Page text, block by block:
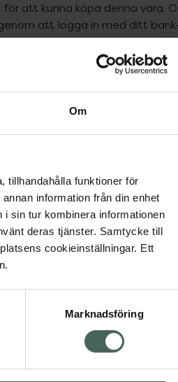
Om
tillhandahålla funktioner för
information från din enhet
sin tur kombinera informationen
deras tjänster. Samtycke till
cookieinställningar. Ett
Marknadsföring
att kunna köpa denna vara.
att logga in med ditt
Pris med recept
kr
Köp via ditt recept
recept och läkemedel
Jobba